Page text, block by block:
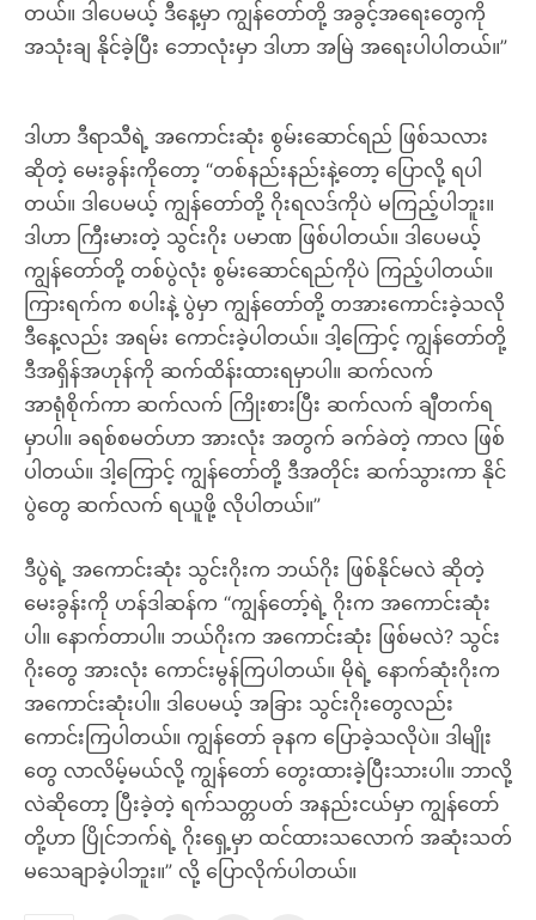
တယ်။ ဒါပေမယ့် ဒီနေ့မှာ ကျွန်တော်တို့ အခွင့်အရေးတွေကို
အသုံးချ နိုင်ခဲ့ပြီး ဘောလုံးမှာ ဒါဟာ အမြဲ အရေးပါပါတယ်။”
ဒါဟာ ဒီရာသီရဲ့ အကောင်းဆုံး စွမ်းဆောင်ရည် ဖြစ်သလား
ဆိုတဲ့ မေးခွန်းကိုတော့ “တစ်နည်းနည်းနဲ့တော့ ပြောလို့ ရပါ
တယ်။ ဒါပေမယ့် ကျွန်တော်တို့ ဂိုးရလဒ်ကိုပဲ မကြည့်ပါဘူး။
ဒါဟာ ကြီးမားတဲ့ သွင်းဂိုး ပမာဏ ဖြစ်ပါတယ်။ ဒါပေမယ့်
ကျွန်တော်တို့ တစ်ပွဲလုံး စွမ်းဆောင်ရည်ကိုပဲ ကြည့်ပါတယ်။
ကြားရက်က စပါးနဲ့ ပွဲမှာ ကျွန်တော်တို့ တအားကောင်းခဲ့သလို
ဒီနေ့လည်း အရမ်း ကောင်းခဲ့ပါတယ်။ ဒါ့ကြောင့် ကျွန်တော်တို့
ဒီအရှိန်အဟုန်ကို ဆက်ထိန်းထားရမှာပါ။ ဆက်လက်
အာရုံစိုက်ကာ ဆက်လက် ကြိုးစားပြီး ဆက်လက် ချီတက်ရ
မှာပါ။ ခရစ်စမတ်ဟာ အားလုံး အတွက် ခက်ခဲတဲ့ ကာလ ဖြစ်
ပါတယ်။ ဒါ့ကြောင့် ကျွန်တော်တို့ ဒီအတိုင်း ဆက်သွားကာ နိုင်
ပွဲတွေ ဆက်လက် ရယူဖို့ လိုပါတယ်။”
ဒီပွဲရဲ့ အကောင်းဆုံး သွင်းဂိုးက ဘယ်ဂိုး ဖြစ်နိုင်မလဲ ဆိုတဲ့
မေးခွန်းကို ဟန်ဒါဆန်က “ကျွန်တော့်ရဲ့ ဂိုးက အကောင်းဆုံး
ပါ။ နောက်တာပါ။ ဘယ်ဂိုးက အကောင်းဆုံး ဖြစ်မလဲ? သွင်း
ဂိုးတွေ အားလုံး ကောင်းမွန်ကြပါတယ်။ မိုရဲ့ နောက်ဆုံးဂိုးက
အကောင်းဆုံးပါ။ ဒါပေမယ့် အခြား သွင်းဂိုးတွေလည်း
ကောင်းကြပါတယ်။ ကျွန်တော် ခုနက ပြောခဲ့သလိုပဲ။ ဒါမျိုး
တွေ လာလိမ့်မယ်လို့ ကျွန်တော် တွေးထားခဲ့ပြီးသားပါ။ ဘာလို့
လဲဆိုတော့ ပြီးခဲ့တဲ့ ရက်သတ္တပတ် အနည်းငယ်မှာ ကျွန်တော်
တို့ဟာ ပြိုင်ဘက်ရဲ့ ဂိုးရှေ့မှာ ထင်ထားသလောက် အဆုံးသတ်
မသေချာခဲ့ပါဘူး။” လို့ ပြောလိုက်ပါတယ်။